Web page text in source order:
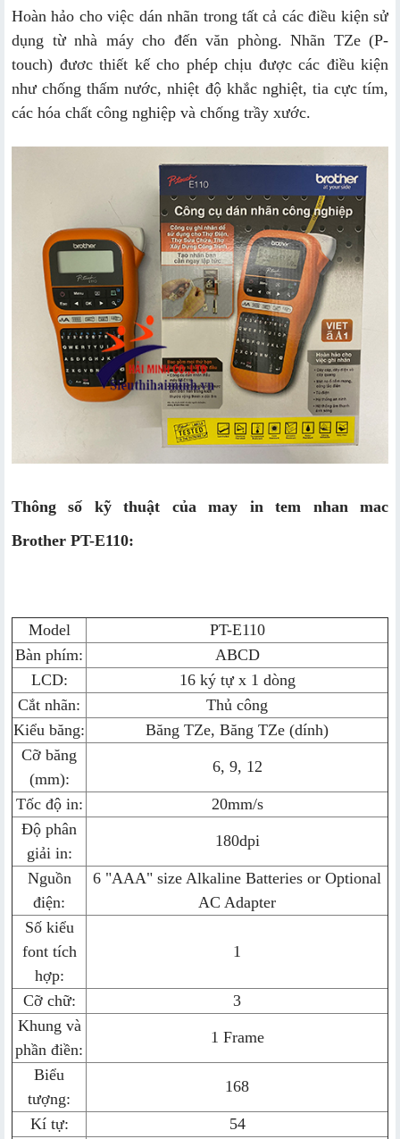
Hoàn hảo cho việc dán nhãn trong tất cả các điều kiện sử
dụng từ nhà máy cho đến văn phòng. Nhãn TZe (P-
touch) đươc thiết kế cho phép chịu được các điều kiện
như chống thấm nước, nhiệt độ khắc nghiệt, tia cực tím,
các hóa chất công nghiệp và chống trầy xước.
Thông số kỹ thuật của may in tem nhan mac
Brother PT-E110:
Model
PT-E110
Bàn phím:
ABCD
LCD:
16 ký tự x 1 dòng
Cắt nhãn:
Thủ công
Kiểu băng:
Băng TZe, Băng TZe (dính)
Cỡ băng
(mm):
6, 9, 12
Tốc độ in:
20mm/s
Độ phân
giải in:
180dpi
Nguồn
điện:
6 "AAA" size Alkaline Batteries or Optional
AC Adapter
Số kiểu
font tích
hợp:
1
Cỡ chữ:
3
Khung và
phần điền:
1 Frame
Biểu
tượng:
168
Kí tự:
54